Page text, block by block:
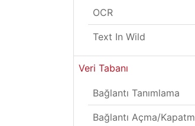
OCR
Text In Wild
Veri Tabanı
Bağlantı Tanımlama
Bağlantı Açma/